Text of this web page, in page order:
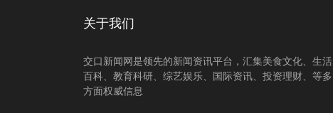
关于我们
交口新闻网是领先的新闻资讯平台，汇集美食文化、生活
百科、教育科研、综艺娱乐、国际资讯、投资理财、等多
方面权威信息